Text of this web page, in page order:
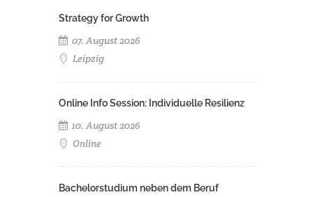
Strategy for Growth
07. August 2026
Leipzig
Online Info Session: Individuelle Resilienz
10. August 2026
Online
Bachelorstudium neben dem Beruf